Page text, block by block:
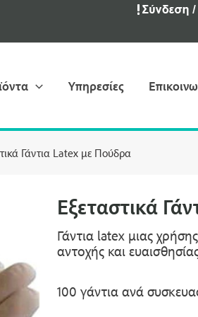
Υπηρεσίες
Γάντια Latex με Πούδρα
Εξεταστικά
Γάντια latex μιας
αντοχής και
100 γάντια ανά